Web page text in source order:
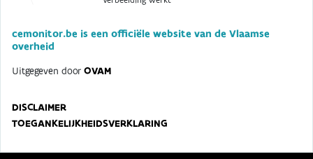
cemonitor.be is een officiële website van de Vlaamse
overheid
Uitgegeven door OVAM
DISCLAIMER
TOEGANKELIJKHEIDSVERKLARING